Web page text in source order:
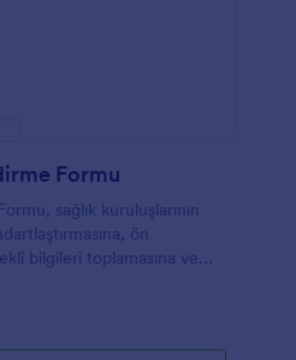
Formu
sağlık kuruluşlarının
ön
bilgileri toplamasına ve